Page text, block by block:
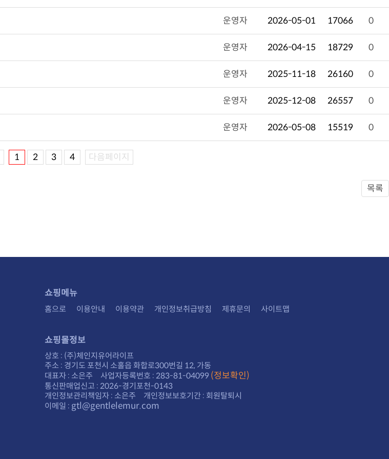
운영자 2026-05-01 17066 0
운영자 2026-04-15 18729 0
운영자 2025-11-18 26160 0
운영자 2025-12-08 26557 0
운영자 2026-05-08 15519 0
1 2 3 4 다음페이지
목록
쇼핑메뉴
홈으로 이용안내 이용약관 개인정보취급방침 제휴문의 사이트맵
쇼핑몰정보
상호 : (주)체인지유어라이프
주소 : 경기도 포천시 소홀읍 화합로300번길 12, 가동
대표자 : 소은주 사업자등록번호 : 283-81-04099 (정보확인)
통신판매업신고 : 2026-경기포천-0143
개인정보관리책임자 : 소은주 개인정보보호기간 : 회원탈퇴시
이메일 : gtl@gentlelemur.com